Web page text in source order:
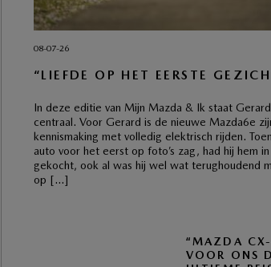
08-07-26
“LIEFDE OP HET EERSTE
In deze editie van Mijn Mazda & Ik staat
centraal. Voor Gerard is de nieuwe Mazda6e
kennismaking met volledig elektrisch rijden.
auto voor het eerst op foto’s zag, had hij hem
gekocht, ook al was hij wel wat terughoudend
op […]
“MAZDA
VOOR ONS